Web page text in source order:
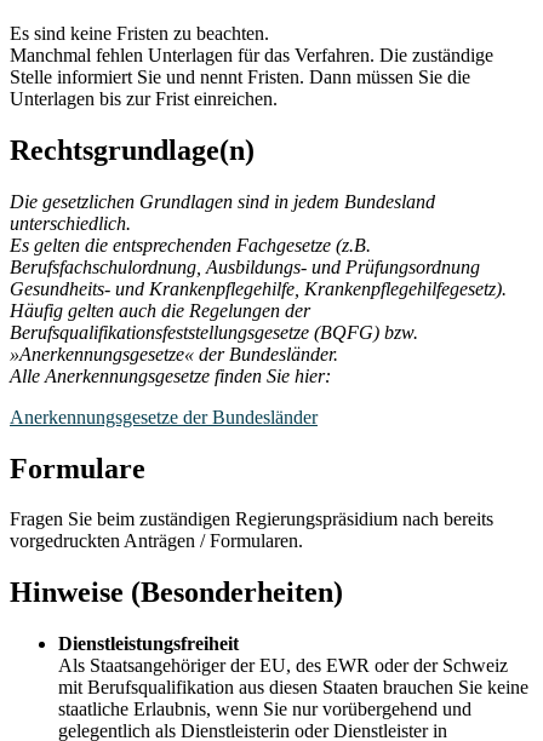
Es sind keine Fristen zu beachten.
Manchmal fehlen Unterlagen für das Verfahren. Die zuständige
Stelle informiert Sie und nennt Fristen. Dann müssen Sie die
Unterlagen bis zur Frist einreichen.
Rechtsgrundlage(n)
Die gesetzlichen Grundlagen sind in jedem Bundesland
unterschiedlich.
Es gelten die entsprechenden Fachgesetze (z.B.
Berufsfachschulordnung, Ausbildungs- und Prüfungsordnung
Gesundheits- und Krankenpflegehilfe, Krankenpflegehilfegesetz).
Häufig gelten auch die Regelungen der
Berufsqualifikationsfeststellungsgesetze (BQFG) bzw.
»Anerkennungsgesetze« der Bundesländer.
Alle Anerkennungsgesetze finden Sie hier:
Anerkennungsgesetze der Bundesländer
Formulare
Fragen Sie beim zuständigen Regierungspräsidium nach bereits
vorgedruckten Anträgen / Formularen.
Hinweise (Besonderheiten)
Dienstleistungsfreiheit
Als Staatsangehöriger der EU, des EWR oder der Schweiz
mit Berufsqualifikation aus diesen Staaten brauchen Sie keine
staatliche Erlaubnis, wenn Sie nur vorübergehend und
gelegentlich als Dienstleisterin oder Dienstleister in